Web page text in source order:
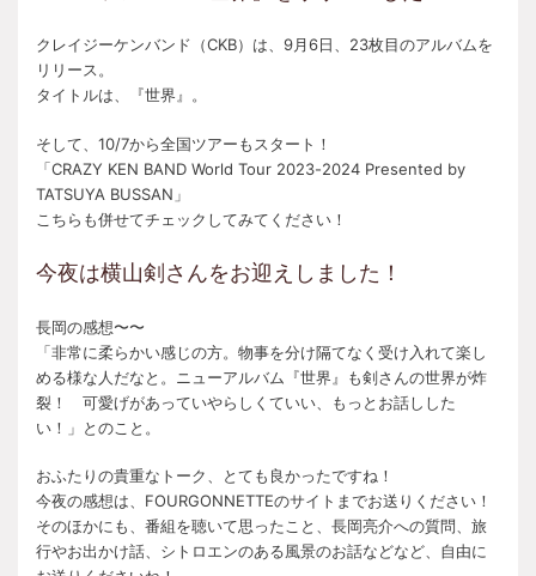
クレイジーケンバンド（CKB）は、9月6日、23枚目のアルバムを
リリース。
タイトルは、『世界』。
そして、10/7から全国ツアーもスタート！
「CRAZY KEN BAND World Tour 2023-2024 Presented by
TATSUYA BUSSAN」
こちらも併せてチェックしてみてください！
今夜は横山剣さんをお迎えしました！
長岡の感想〜〜
「非常に柔らかい感じの方。物事を分け隔てなく受け入れて楽し
める様な人だなと。ニューアルバム『世界』も剣さんの世界が炸
裂！ 可愛げがあっていやらしくていい、もっとお話しした
い！」とのこと。
おふたりの貴重なトーク、とても良かったですね！
今夜の感想は、FOURGONNETTEのサイトまでお送りください！
そのほかにも、番組を聴いて思ったこと、長岡亮介への質問、旅
行やお出かけ話、シトロエンのある風景のお話などなど、自由に